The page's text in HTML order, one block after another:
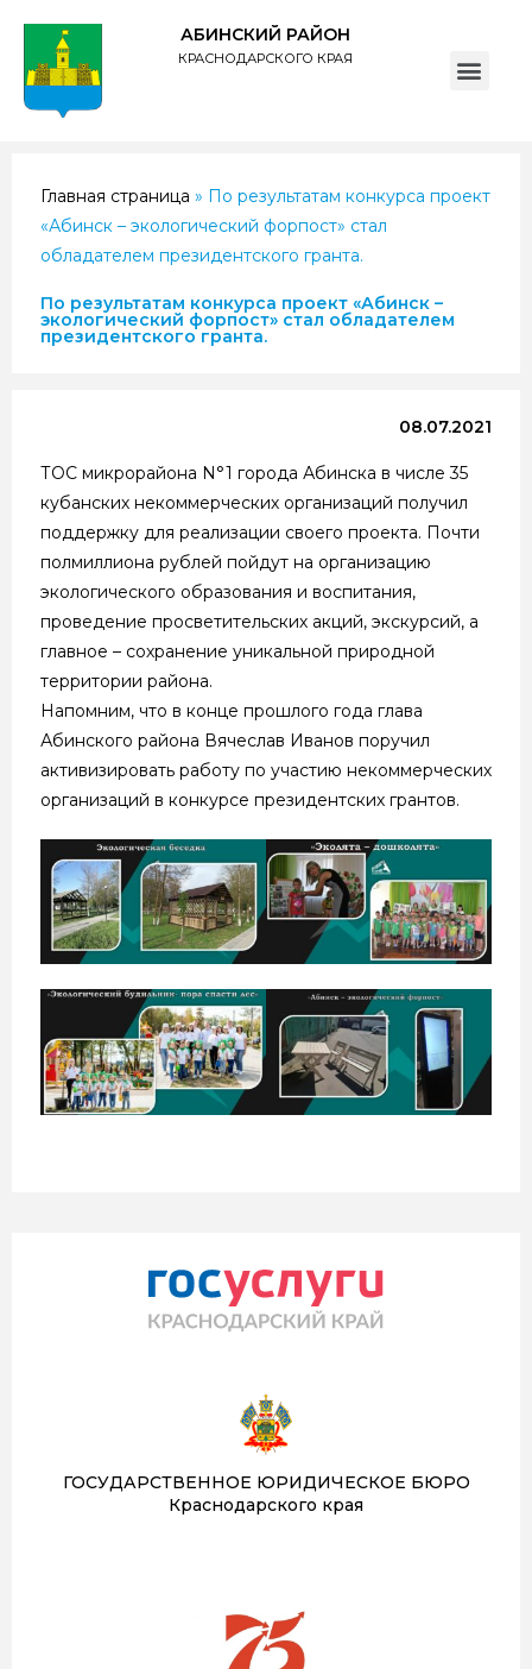
АБИНСКИЙ РАЙОН
КРАСНОДАРСКОГО КРАЯ
Главная страница » По результатам конкурса проект
«Абинск – экологический форпост» стал
обладателем президентского гранта.
По результатам конкурса проект «Абинск –
экологический форпост» стал обладателем
президентского гранта.
08.07.2021
ТОС микрорайона N°1 города Абинска в числе 35
кубанских некоммерческих организаций получил
поддержку для реализации своего проекта. Почти
полмиллиона рублей пойдут на организацию
экологического образования и воспитания,
проведение просветительских акций, экскурсий, а
главное – сохранение уникальной природной
территории района.
Напомним, что в конце прошлого года глава
Абинского района Вячеслав Иванов поручил
активизировать работу по участию некоммерческих
организаций в конкурсе президентских грантов.
ГОСУДАРСТВЕННОЕ ЮРИДИЧЕСКОЕ БЮРО
Краснодарского края